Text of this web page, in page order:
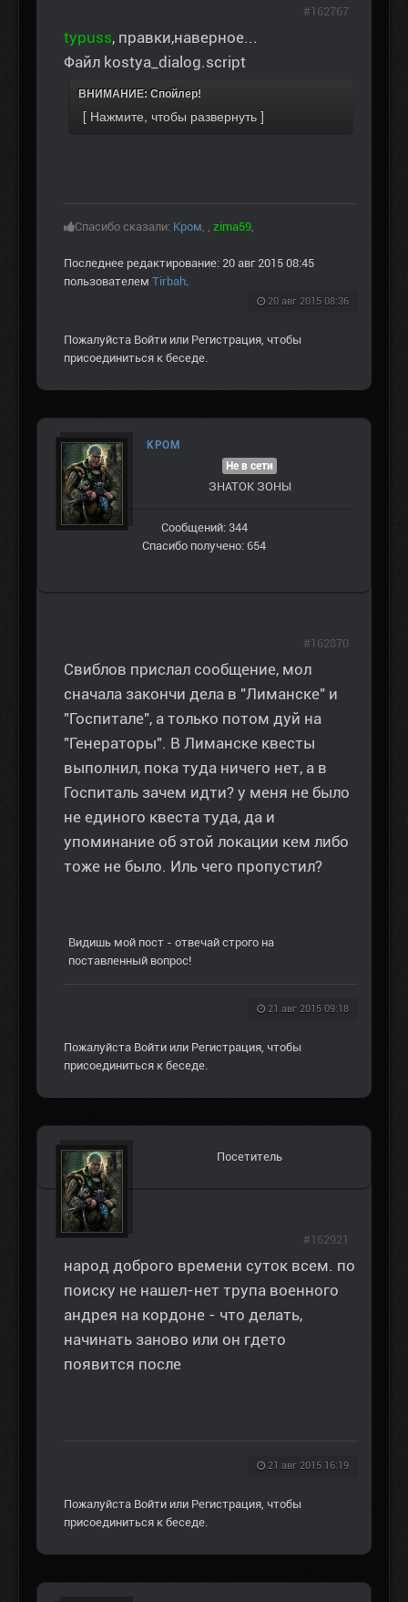
typuss, правки,наверное...
Файл kostya_dialog.script
ВНИМАНИЕ: Спойлер!
Спасибо сказали: Кром, , zima59,
Последнее редактирование: 20 авг 2015 08:45
пользователем Tirbah.
20 авг 2015 08:36
#162767
Пожалуйста Войти или Регистрация, чтобы
присоединиться к беседе.
КРОМ
Не в сети
ЗНАТОК ЗОНЫ
Сообщений: 344
Спасибо получено: 654
Свиблов прислал сообщение, мол
сначала закончи дела в "Лиманске" и
"Госпитале", а только потом дуй на
"Генераторы". В Лиманске квесты
выполнил, пока туда ничего нет, а в
Госпиталь зачем идти? у меня не было
не единого квеста туда, да и
упоминание об этой локации кем либо
тоже не было. Иль чего пропустил?
Видишь мой пост - отвечай строго на
поставленный вопрос!
21 авг 2015 09:18
#162870
Пожалуйста Войти или Регистрация, чтобы
присоединиться к беседе.
Посетитель
народ доброго времени суток всем. по
поиску не нашел-нет трупа военного
андрея на кордоне - что делать,
начинать заново или он гдето
появится после
21 авг 2015 16:19
#162921
Пожалуйста Войти или Регистрация, чтобы
присоединиться к беседе.